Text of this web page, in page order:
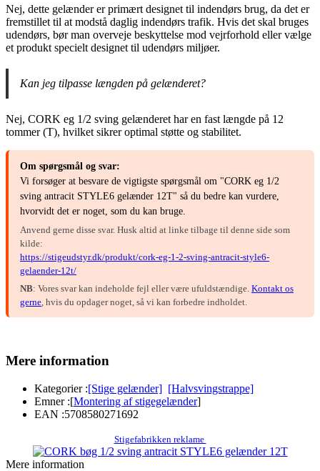
Nej, dette gelænder er primært designet til indendørs brug, da det er
fremstillet til at modstå daglig indendørs trafik. Hvis det skal bruges
udendørs, bør man overveje beskyttelse mod vejrforhold eller vælge
et produkt specielt designet til udendørs miljøer.
Kan jeg tilpasse længden på gelænderet?
Nej, CORK eg 1/2 sving gelænderet har en fast længde på 12
tommer (T), hvilket sikrer optimal støtte og stabilitet.
Om spørgsmål og svar:
Vi forsøger at besvare de vigtigste spørgsmål om "CORK eg 1/2
sving antracit STYLE6 gelænder 12T" så du bedre kan vurdere,
hvorvidt det er noget, som du kan bruge.
Anvend gerne disse svar. Husk altid at linke tilbage til denne side som
kilde:
https://stigeudstyr.dk/produkt/cork-eg-1-2-sving-antracit-style6-
gelaender-12t/
NB: Vores svar kan indeholde fejl eller være ufuldstændige. Kontakt os
gerne, hvis du opdager noget, så vi kan forbedre indholdet.
Mere information
Kategorier :[Stige gelænder] [Halvsvingstrappe]
Emner :[Montering af stigegelænder]
EAN :5708580271692
Stigefabrikken reklame
Mere information